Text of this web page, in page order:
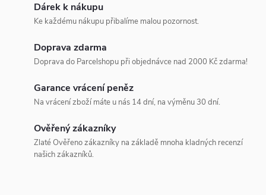
Dárek k nákupu
Ke každému nákupu přibalíme malou pozornost.
Doprava zdarma
Doprava do Parcelshopu při objednávce nad 2000 Kč zdarma!
Garance vrácení peněz
Na vrácení zboží máte u nás 14 dní, na výměnu 30 dní.
Ověřený zákazníky
Zlaté Ověřeno zákazníky na základě mnoha kladných recenzí
našich zákazníků.